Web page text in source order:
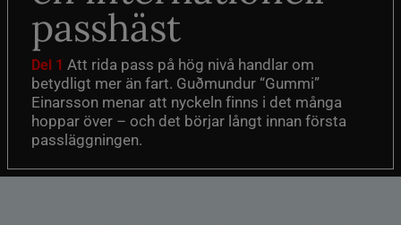
passhäst
Del 1 Att rida pass på hög nivå handlar om
betydligt mer än fart. Guðmundur “Gummi”
Einarsson menar att nyckeln finns i det många
hoppar över – och det börjar långt innan första
passläggningen.